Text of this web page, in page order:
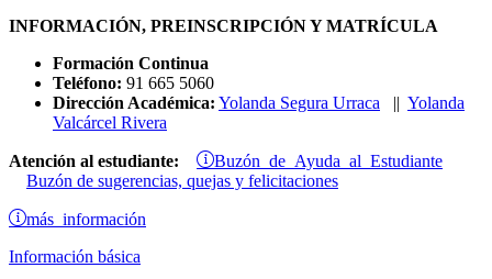
INFORMACIÓN, PREINSCRIPCIÓN Y MATRÍCULA
Formación Continua
Teléfono: 91 665 5060
Dirección Académica: Yolanda Segura Urraca || Yolanda
Valcárcel Rivera
Atención al estudiante: Buzón de Ayuda al Estudiante
Buzón de sugerencias, quejas y felicitaciones
más información
Información básica